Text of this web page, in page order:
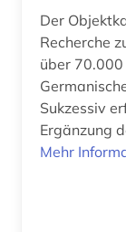
Physik (0)
Der
Recherche
über 70.000
Sukzessiv
Ergänzung
Mehr